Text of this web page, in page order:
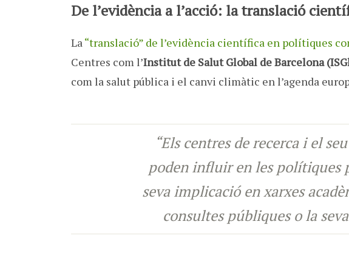
De l’evidència a l’acció: la translació
La “translació” de l’evidència científica en polítiques
Centres com l’Institut de Salut Global de Barcelona (
com la salut pública i el canvi climàtic en l’agenda
“Els centres de recerca i el
poden influir en les polítiques
seva implicació en xarxes
consultes públiques o la